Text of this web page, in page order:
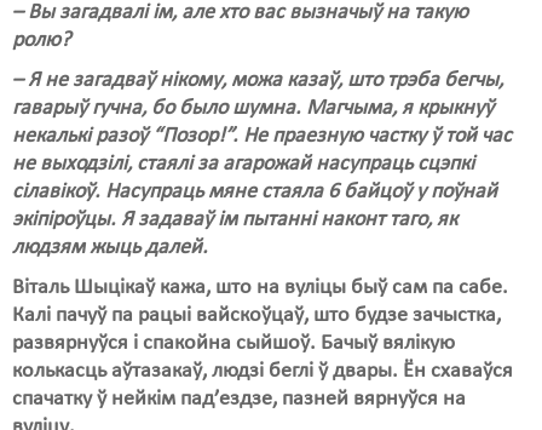
– Вы загадвалі ім, але хто вас вызначыў на такую
ролю?
– Я не загадваў нікому, можа казаў, што трэба бегчы,
гаварыў гучна, бо было шумна. Магчыма, я крыкнуў
некалькі разоў “Позор!”. Не праезную частку ў той час
не выходзілі, стаялі за агарожай насупраць сцэпкі
сілавікоў. Насупраць мяне стаяла 6 байцоў у поўнай
экіпіроўцы. Я задаваў ім пытанні наконт таго, як
людзям жыць далей.
Віталь Шыцікаў кажа, што на вуліцы быў сам па сабе.
Калі пачуў па рацыі вайскоўцаў, што будзе зачыстка,
развярнуўся і спакойна сыйшоў. Бачыў вялікую
колькасць аўтазакаў, людзі беглі ў двары. Ён схаваўся
спачатку ў нейкім пад’ездзе, пазней вярнуўся на